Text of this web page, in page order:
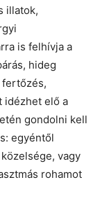
illatok,
is felhívja a
hideg
idézhet elő a
gondolni kell
egyéntől
vagy
rohamot